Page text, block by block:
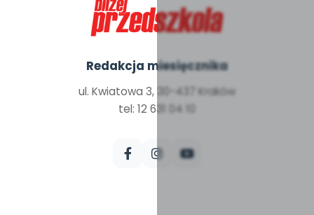
Redakcja miesięcznika
ul. Kwiatowa 3, 30-437 Kraków
tel: 12 631 04 10